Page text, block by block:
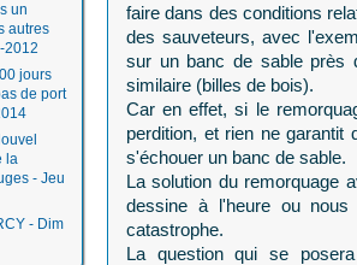
un
autres
2012
jours
de port
la
- Jeu
- Dim
faire dans des conditions
des sauveteurs, avec
sur un banc de sable près
similaire (billes de bois).
Car en effet, si le
perdition, et rien ne
s'échouer un banc de sable.
La solution du remorquage
dessine à l'heure ou
catastrophe.
La question qui se